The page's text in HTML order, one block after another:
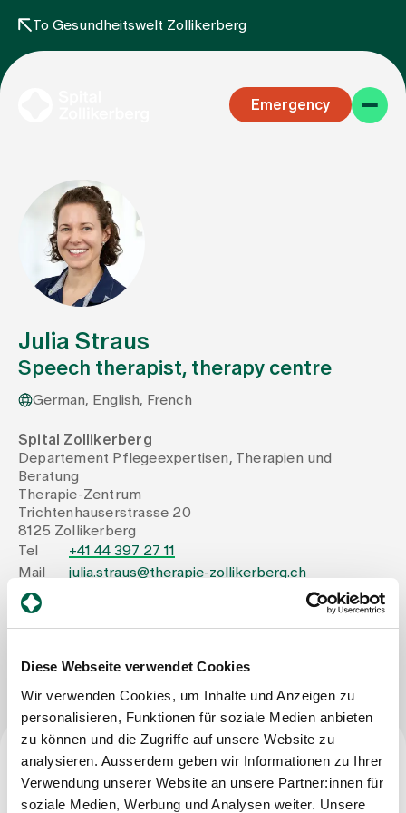
Diese Webseite verwendet Cookies
Wir verwenden Cookies, um Inhalte und Anzeigen zu
personalisieren, Funktionen für soziale Medien anbieten
zu können und die Zugriffe auf unsere Website zu
analysieren. Ausserdem geben wir Informationen zu Ihrer
Verwendung unserer Website an unsere Partner:innen für
soziale Medien, Werbung und Analysen weiter. Unsere
To Gesundheitswelt Zollikerberg
Emergency
Specialist areas
Stay
Team
Assigning
Events
About us
Jobs & Career
Contact us
Baby gallery
Blog
Julia Straus
Speech therapist, therapy centre
German, English, French
Spital Zollikerberg
Departement Pflegeexpertisen, Therapien und
Beratung
Therapie-Zentrum
Trichtenhauserstrasse 20
8125 Zollikerberg
Tel
+41 44 397 27 11
Mail
julia.straus@therapie-zollikerberg.ch
Profession